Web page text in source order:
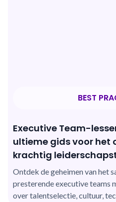
BEST
Executive Team-
ultieme gids voor het
krachtig
Ontdek de geheimen van het
presterende executive teams
over talentselectie, cultuur,